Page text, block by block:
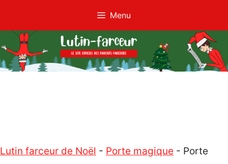
au
contenu
Menu
Lutin farceur de Noël - Porte magique - Porte